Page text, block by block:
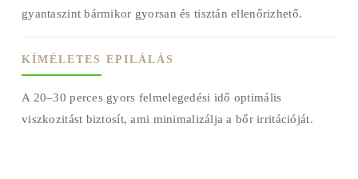
gyantaszint bármikor gyorsan és tisztán ellenőrizhető.
KÍMÉLETES EPILÁLÁS
A 20–30 perces gyors felmelegedési idő optimális
viszkozitást biztosít, ami minimalizálja a bőr irritációját.